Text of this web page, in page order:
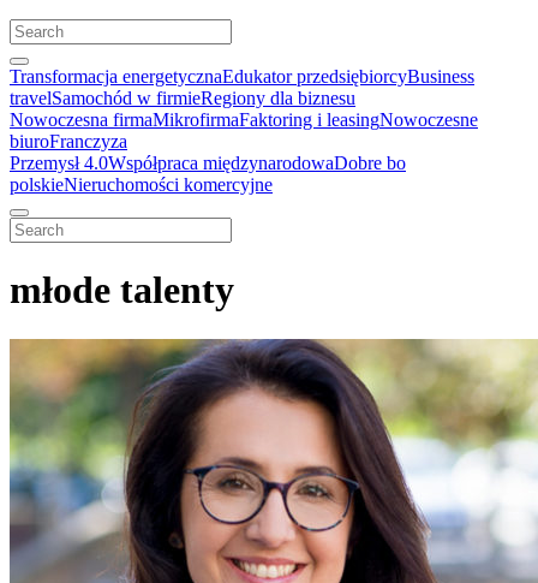
Transformacja energetycznaEdukator przedsiębiorcyBusiness
travelSamochód w firmieRegiony dla biznesu
Nowoczesna firmaMikrofirmaFaktoring i leasingNowoczesne
biuroFranczyza
Przemysł 4.0Współpraca międzynarodowaDobre bo
polskieNieruchomości komercyjne
młode talenty